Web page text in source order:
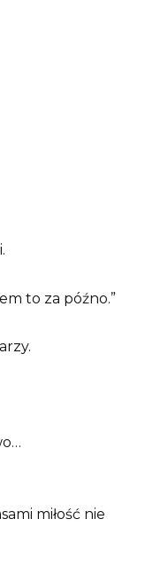
to za późno.”
miłość nie